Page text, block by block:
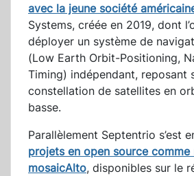
avec la jeune société
Systems, créée en 2019, dont
déployer un système de
(Low Earth Orbit-Positioning,
Timing) indépendant, reposant
constellation de satellites en
basse.
Parallèlement Septentrio s’est
projets en open source comme
mosaicAlto, disponibles sur le